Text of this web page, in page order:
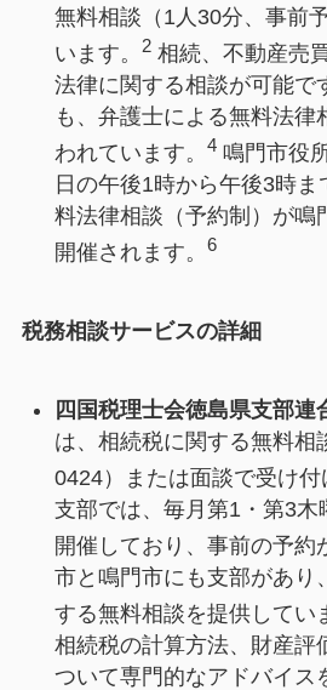
無料相談（1人30分、事前
います。
2相続、不動産売
法律に関する相談が可能で
も、弁護士による無料法律
われています。
4鳴門市役
日の午後1時から午後3時
料法律相談（予約制）が鳴
開催されます。
6
税務相談サービスの詳細
四国税理士会徳島県支部連
は、相続税に関する無料相
0424）または面談で受け付
支部では、毎月第1・第3木
開催しており、事前の予約
市と鳴門市にも支部があり
する無料相談を提供してい
相続税の計算方法、財産評
ついて専門的なアドバイス